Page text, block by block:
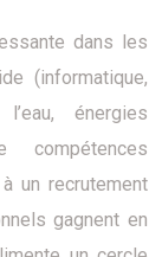
dans les
(informatique,
énergies
compétences
un recrutement
gagnent en